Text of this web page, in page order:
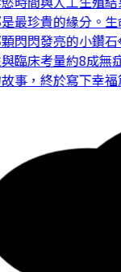
珍貴的緣分。 生
閃閃發亮的小鑽石💎
臨床考量約8成無症
，終於寫下幸福